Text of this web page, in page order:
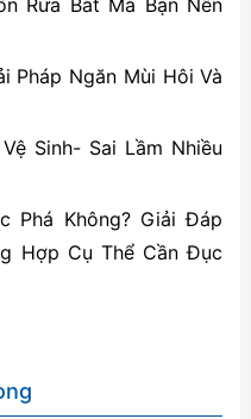
Pháp Ngăn Mùi Hôi Và
Sinh- Sai Lầm Nhiều
Phá Không? Giải Đáp
Hợp Cụ Thể Cần Đục